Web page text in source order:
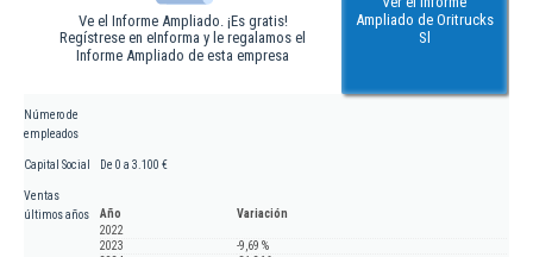
Ve el Informe Ampliado. ¡Es gratis!
Regístrese en eInforma y le regalamos el
Informe Ampliado de esta empresa
Ampliado de Oritrucks
Sl
Número de
empleados
Capital Social De 0 a 3.100 €
Ventas
últimos años
Año
Variación
2022
2023
-9,69 %